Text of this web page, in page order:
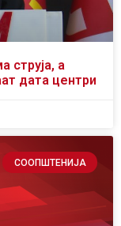
струја, а
дата центри
СООПШТЕНИЈА